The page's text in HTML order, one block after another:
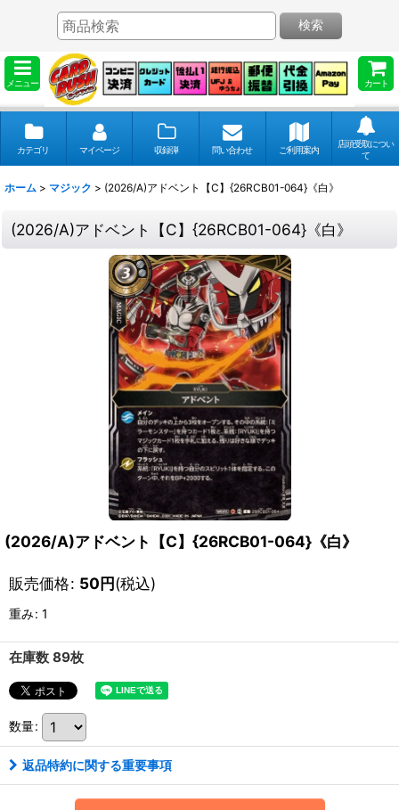
メニュー カート
検索
カテゴリ マイページ 収録弾 問い合わせ ご利用案内
店頭受取につい
て
ホーム > マジック > (2026/A)アドベント【C】{26RCB01-064}《白》
(2026/A)アドベント【C】{26RCB01-064}《白》
(2026/A)アドベント【C】{26RCB01-064}《白》
販売価格: 50円(税込)
重み: 1
在庫数 89枚
数量:
返品特約に関する重要事項